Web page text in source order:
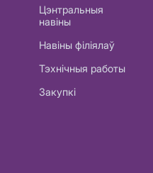
Цэнтральныя
навіны
Навіны філіялаў
Тэхнічныя работы
Закупкі